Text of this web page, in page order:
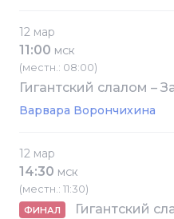
12 мар
11:00 МСК
(местн.: 08:00)
Гигантский слалом –
Варвара Ворончихина
12 мар
14:30 МСК
(местн.: 11:30)
ФИНАЛ
Гигантский